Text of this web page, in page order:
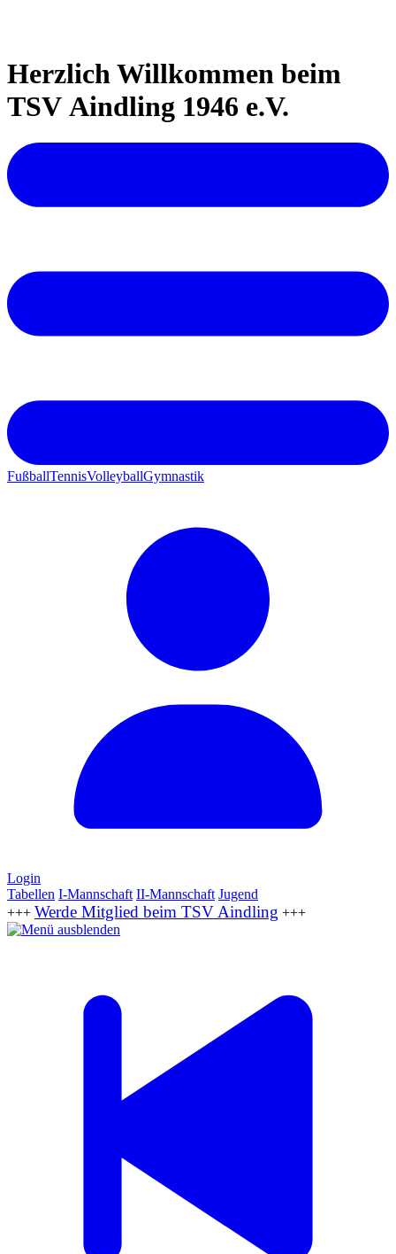
Herzlich Willkommen beim
TSV Aindling 1946 e.V.
FußballTennisVolleyballGymnastik
Login
Tabellen I-Mannschaft II-Mannschaft Jugend
+++ Werde Mitglied beim TSV Aindling +++